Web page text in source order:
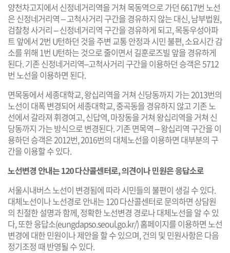
양천차고지에서 신정네거리역을 거쳐 목동역으로 가던 6617번 노선
은 신정네거리역 – 고척사거리 구간을 경유하지 않는 대신, 남부법원,
검찰청 사거리 – 신정네거리역 구간을 경유하게 되고, 목동우성아파
트 앞에서 2번 U턴하던 것을 주변 교통 안정과 시민 불편, 소요시간 감
소를 위해 1번 U턴하는 것으로 줄이면서 길훈로즈빌 앞을 경유하게
된다. 기존 신정네거리역–고척사거리 구간을 이용하던 승객은 5712
번 노선을 이용하면 된다.
면목동에서 세종대학교, 왕십리역을 거쳐 신당동까지 가는 2013번의
노선이 대폭 변경되어 세종대학교, 중곡동을 경유하지 않고 기존 노
선에서 갈라져 휘경여고, 신답역, 마장동을 거쳐 왕십리역을 거쳐 신
당동까지 가는 방식으로 변경된다. 기존 면목역 – 왕십리역 구간을 이
용하던 승객은 2012번, 2016번의 대체노선을 이용하면 대부분의 구
간을 이용할 수 있다.
노선변경 안내는 120 다산콜센터로, 의견이나 민원은 응답소로
서울시내버스 노선이 변경됨에 따라 시민들의 불편이 생길 수 있다.
대체노선이나 노선경로 안내는 120 다산콜센터로 문의하면 상담원
의 친절한 설명과 함께, 정확한 노선변경 경로나 대체노선을 알 수 있
다, 또한 응답소(eungdapso.seoul.go.kr/) 홈페이지를 이용하면 노선
변경에 대한 민원이나 제안을 할 수 있으며, 건의 및 민원사항은 다음
정기조정 때 반영될 수 있다.